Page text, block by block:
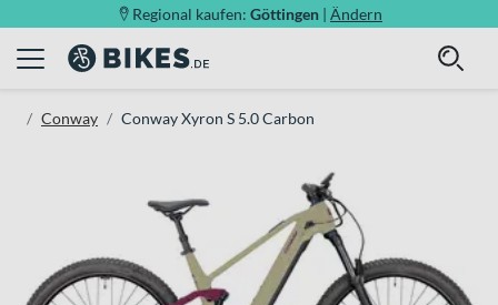
Regional kaufen: Göttingen | Ändern
Conway Conway Xyron S 5.0 Carbon